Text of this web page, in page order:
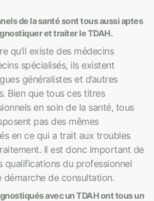
de la santé sont tous aussi aptes
et traiter le TDAH.
qu’il existe des médecins
spécialisés, ils existent
généralistes et d’autres
Bien que tous ces titres
en soin de la santé, tous
pas des mêmes
en ce qui a trait aux troubles
Il est donc important de
qualifications du professionnel
démarche de consultation.
avec un TDAH ont tous un